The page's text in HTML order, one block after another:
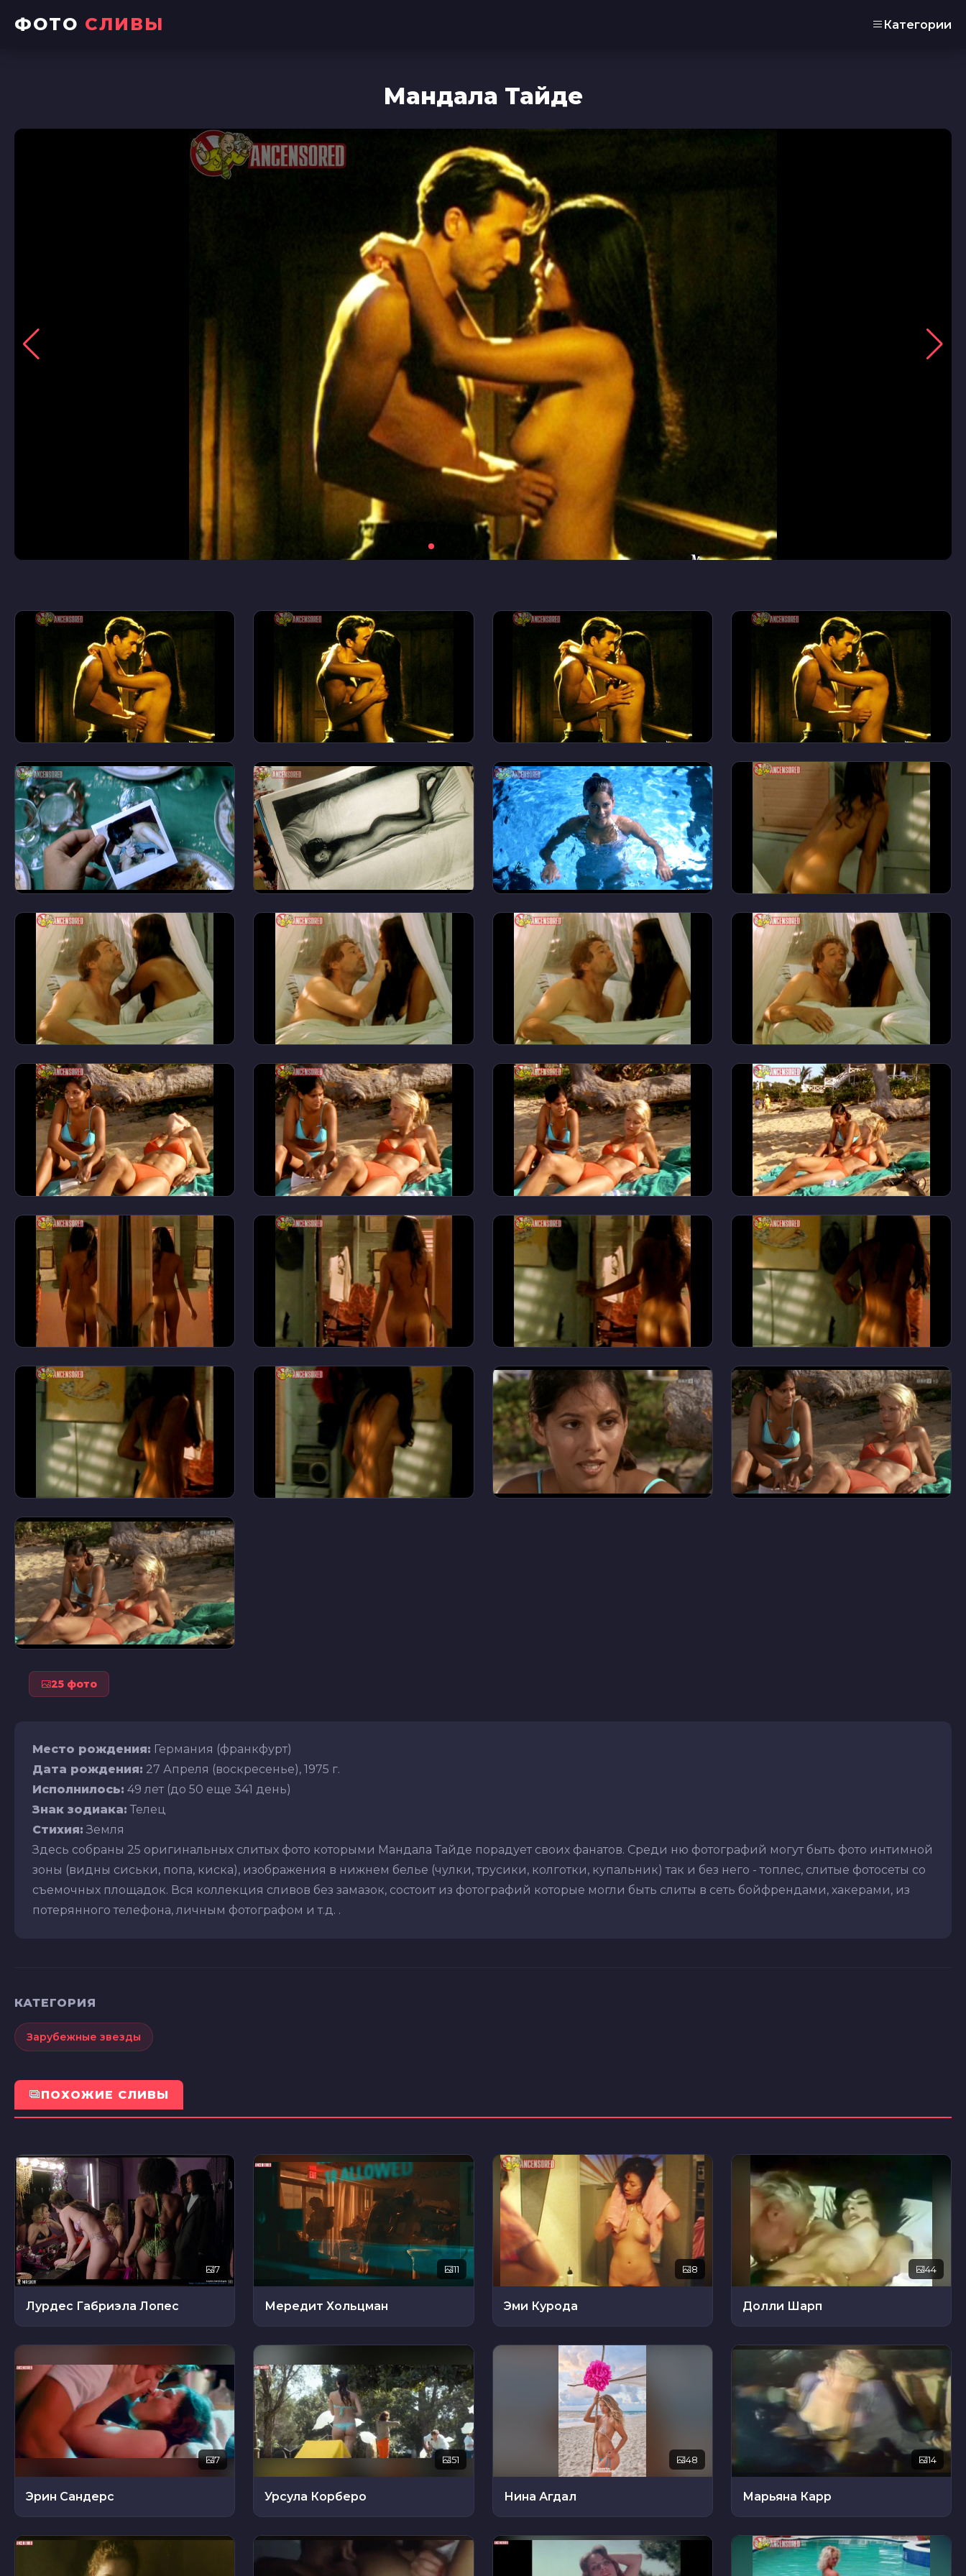
ФОТО СЛИВЫ Категории
Мандала Тайде
25 фото
Место рождения: Германия (франкфурт)
Дата рождения: 27 Апреля (воскресенье), 1975 г.
Исполнилось: 49 лет (до 50 еще 341 день)
Знак зодиака: Телец
Стихия: Земля
Здесь собраны 25 оригинальных слитых фото которыми Мандала Тайде порадует своих фанатов. Среди ню фотографий могут быть фото интимной
зоны (видны сиськи, попа, киска), изображения в нижнем белье (чулки, трусики, колготки, купальник) так и без него - топлес, слитые фотосеты со
съемочных площадок. Вся коллекция сливов без замазок, состоит из фотографий которые могли быть слиты в сеть бойфрендами, хакерами, из
потерянного телефона, личным фотографом и т.д. .
КАТЕГОРИЯ
Зарубежные звезды
ПОХОЖИЕ СЛИВЫ
7
Лурдес Габриэла Лопес
11
Мередит Хольцман
8
Эми Курода
44
Долли Шарп
7
Эрин Сандерс
51
Урсула Корберо
48
Нина Агдал
14
Марьяна Карр